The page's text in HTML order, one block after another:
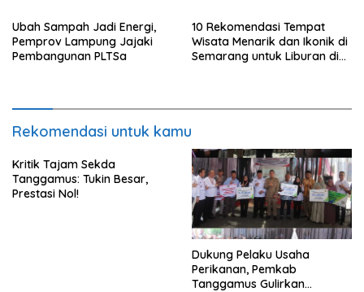
Ubah Sampah Jadi Energi,
Pemprov Lampung Jajaki
Pembangunan PLTSa
10 Rekomendasi Tempat
Wisata Menarik dan Ikonik di
Semarang untuk Liburan di
Rekomendasi untuk kamu
Kritik Tajam Sekda
Tanggamus: Tukin Besar,
Prestasi Nol!
Dukung Pelaku Usaha
Perikanan, Pemkab
Tanggamus Gulirkan